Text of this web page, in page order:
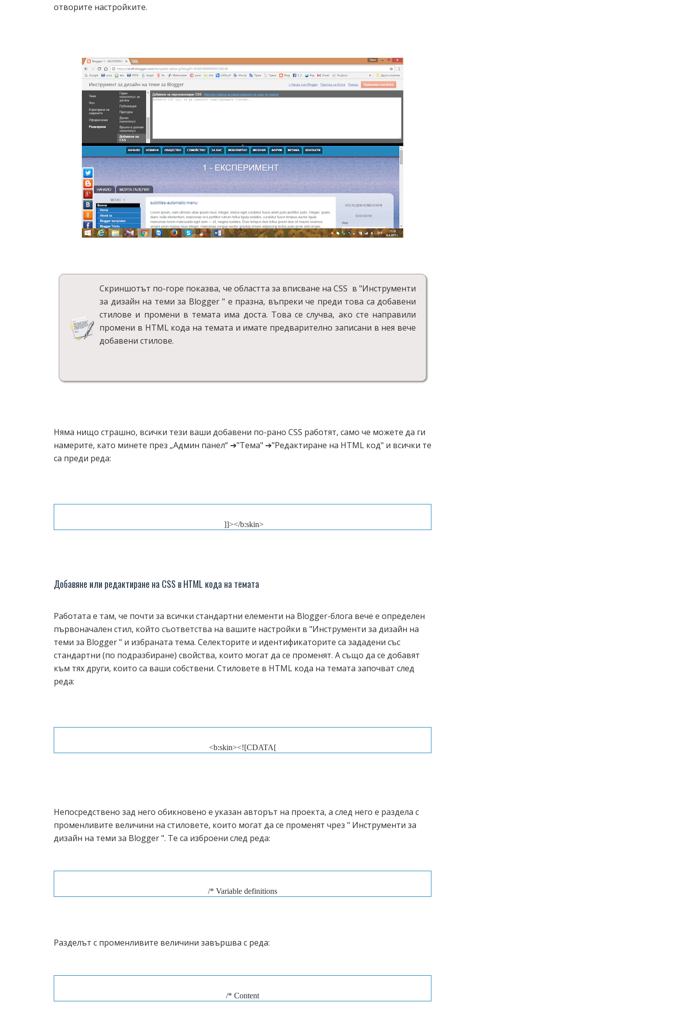
отворите настройките.
Скриншотът по-горе показва, че областта за вписване на CSS в "Инструменти
за дизайн на теми за Blogger " е празна, въпреки че преди това са добавени
стилове и промени в темата има доста. Това се случва, ако сте направили
промени в HTML кода на темата и имате предварително записани в нея вече
добавени стилове.
Няма нищо страшно, всички тези ваши добавени по-рано CSS работят, само че можете да ги
намерите, като минете през „Админ панел“ ➔"Тема" ➔"Редактиране на HTML код" и всички те
са преди реда:
]]></b:skin>
Добавяне или редактиране на CSS в HTML кода на темата
Работата е там, че почти за всички стандартни елементи на Blogger-блога вече е определен
първоначален стил, който съответства на вашите настройки в "Инструменти за дизайн на
теми за Blogger " и избраната тема. Селекторите и идентификаторите са зададени със
стандартни (по подразбиране) свойства, които могат да се променят. А също да се добавят
към тях други, които са ваши собствени. Стиловете в HTML кода на темата започват след
реда:
<b:skin><![CDATA[
Непосредствено зад него обикновено е указан авторът на проекта, а след него е раздела с
променливите величини на стиловете, които могат да се променят чрез " Инструменти за
дизайн на теми за Blogger ". Те са изброени след реда:
/* Variable definitions
Разделът с променливите величини завършва с реда:
/* Content